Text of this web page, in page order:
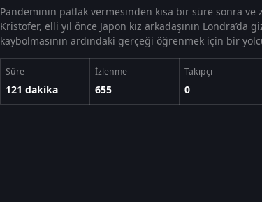
Pandeminin patlak vermesinden kısa bir süre sonra ve
Kristofer, elli yıl önce Japon kız arkadaşının Londra’da
kaybolmasının ardındaki gerçeği öğrenmek için bir
Süre
121 dakika
İzlenme
655
Takipçi
0